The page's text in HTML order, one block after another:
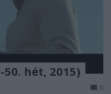
hét, 2015)
0